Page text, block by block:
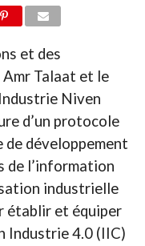
et des
Talaat et le
Niven
d’un protocole
de développement
de l’information
industrielle
établir et équiper
Industrie 4.0 (IIC)